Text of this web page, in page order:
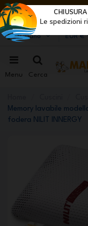
ULTIMI
Marcapiuma|
Italiano
EUR €
Menu Cerca
Memory lavabile
fodera NILIT INNERGY
Le spedizioni